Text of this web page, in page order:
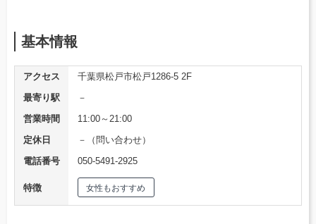
基本情報
アクセス
千葉県松戸市松戸1286-5 2F
最寄り駅
－
営業時間
11:00～21:00
定休日
－（問い合わせ）
電話番号
050-5491-2925
特徴 女性もおすすめ